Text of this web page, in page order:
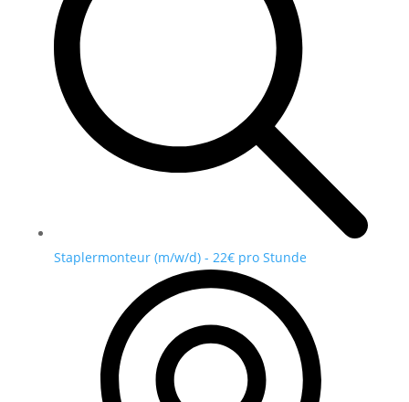
Staplermonteur (m/w/d) - 22€ pro Stunde